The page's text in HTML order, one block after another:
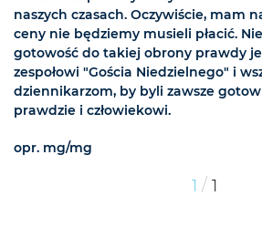
naszych czasach. Oczywiście, mam
ceny nie będziemy musieli płacić.
gotowość do takiej obrony prawdy
zespołowi "Gościa Niedzielnego" i
dziennikarzom, by byli zawsze
prawdzie i człowiekowi.
opr. mg/mg
1 / 1